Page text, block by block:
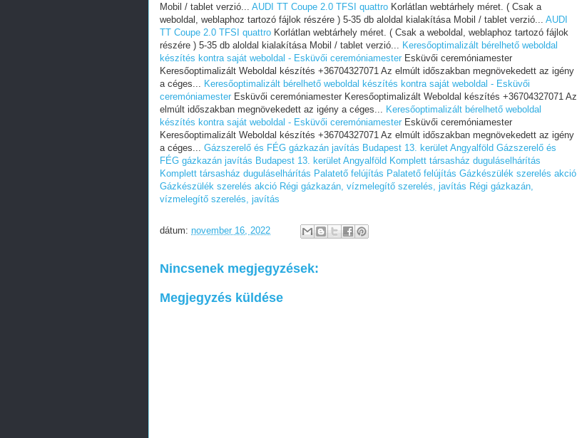
Mobil / tablet verzió... AUDI TT Coupe 2.0 TFSI quattro Korlátlan webtárhely méret. ( Csak a
weboldal, weblaphoz tartozó fájlok részére ) 5-35 db aloldal kialakítása Mobil / tablet verzió... AUDI
TT Coupe 2.0 TFSI quattro Korlátlan webtárhely méret. ( Csak a weboldal, weblaphoz tartozó fájlok
részére ) 5-35 db aloldal kialakítása Mobil / tablet verzió... Keresőoptimalizált bérelhető weboldal
készítés kontra saját weboldal - Esküvői ceremóniamester Esküvői ceremóniamester
Keresőoptimalizált Weboldal készítés +36704327071 Az elmúlt időszakban megnövekedett az igény
a céges... Keresőoptimalizált bérelhető weboldal készítés kontra saját weboldal - Esküvői
ceremóniamester Esküvői ceremóniamester Keresőoptimalizált Weboldal készítés +36704327071 Az
elmúlt időszakban megnövekedett az igény a céges... Keresőoptimalizált bérelhető weboldal
készítés kontra saját weboldal - Esküvői ceremóniamester Esküvői ceremóniamester
Keresőoptimalizált Weboldal készítés +36704327071 Az elmúlt időszakban megnövekedett az igény
a céges... Gázszerelő és FÉG gázkazán javítás Budapest 13. kerület Angyalföld Gázszerelő és
FÉG gázkazán javítás Budapest 13. kerület Angyalföld Komplett társasház duguláselhárítás
Komplett társasház duguláselhárítás Palatető felújítás Palatető felújítás Gázkészülék szerelés akció
Gázkészülék szerelés akció Régi gázkazán, vízmelegítő szerelés, javítás Régi gázkazán,
vízmelegítő szerelés, javítás
dátum: november 16, 2022
Nincsenek megjegyzések:
Megjegyzés küldése